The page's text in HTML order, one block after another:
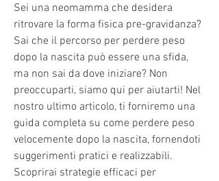
Sei una neomamma che desidera
ritrovare la forma fisica pre-gravidanza?
Sai che il percorso per perdere peso
dopo la nascita può essere una sfida,
ma non sai da dove iniziare? Non
preoccuparti, siamo qui per aiutarti! Nel
nostro ultimo articolo, ti forniremo una
guida completa su come perdere peso
velocemente dopo la nascita, fornendoti
suggerimenti pratici e realizzabili.
Scoprirai strategie efficaci per